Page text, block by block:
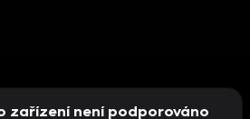
zařízení není podporováno